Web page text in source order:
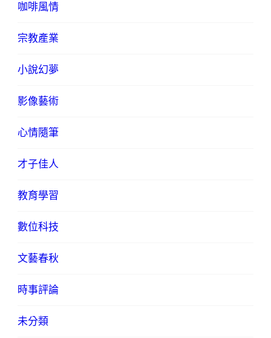
咖啡風情
宗教產業
小說幻夢
影像藝術
心情隨筆
才子佳人
教育學習
數位科技
文藝春秋
時事評論
未分類